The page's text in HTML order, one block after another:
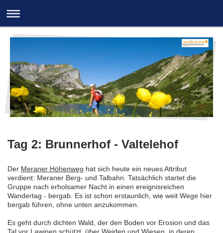
Tag 2: Brunnerhof - Valtelehof
Der Meraner Höhenweg hat sich heute ein neues Attribut
verdient: Meraner Berg- und Talbahn. Tatsächlich startet die
Gruppe nach erholsamer Nacht in einen ereignisreichen
Wandertag - bergab. Es ist schon erstaunlich, wie weit Wege hier
bergab führen, ohne unten anzukommen.
Es geht durch dichten Wald, der den Boden vor Erosion und das
Tal vor Lawinen schützt, über Weiden und Wiesen, in deren